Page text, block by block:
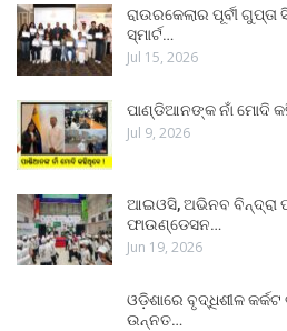
ରାଉରକେଲାର ପୂର୍ବୀ
ସ୍ମାର୍ଟ…
Jul 15, 2026
ପାଣ୍ଡିଆନଙ୍କ ନାଁ ମୋଦି
Jul 9, 2026
ଆଇଓସି, ଅଭିନବ ବିନ୍ଦ୍ରା
ଫାଉଣ୍ଡେସନ…
Jun 19, 2026
ଓଡ଼ିଶାରେ ବୃଦ୍ଧିଶୀଳ
ଉନ୍ନତ…